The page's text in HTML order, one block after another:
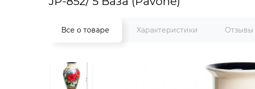
Все о товаре Характеристики Отзывы